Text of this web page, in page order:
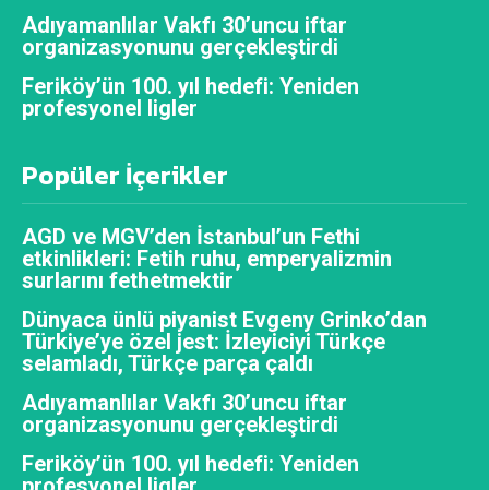
Adıyamanlılar Vakfı 30’uncu iftar
organizasyonunu gerçekleştirdi
Feriköy’ün 100. yıl hedefi: Yeniden
profesyonel ligler
Popüler İçerikler
AGD ve MGV’den İstanbul’un Fethi
etkinlikleri: Fetih ruhu, emperyalizmin
surlarını fethetmektir
Dünyaca ünlü piyanist Evgeny Grinko’dan
Türkiye’ye özel jest: İzleyiciyi Türkçe
selamladı, Türkçe parça çaldı
Adıyamanlılar Vakfı 30’uncu iftar
organizasyonunu gerçekleştirdi
Feriköy’ün 100. yıl hedefi: Yeniden